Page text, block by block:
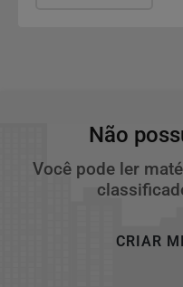
Não
Você pode ler
CRIAR